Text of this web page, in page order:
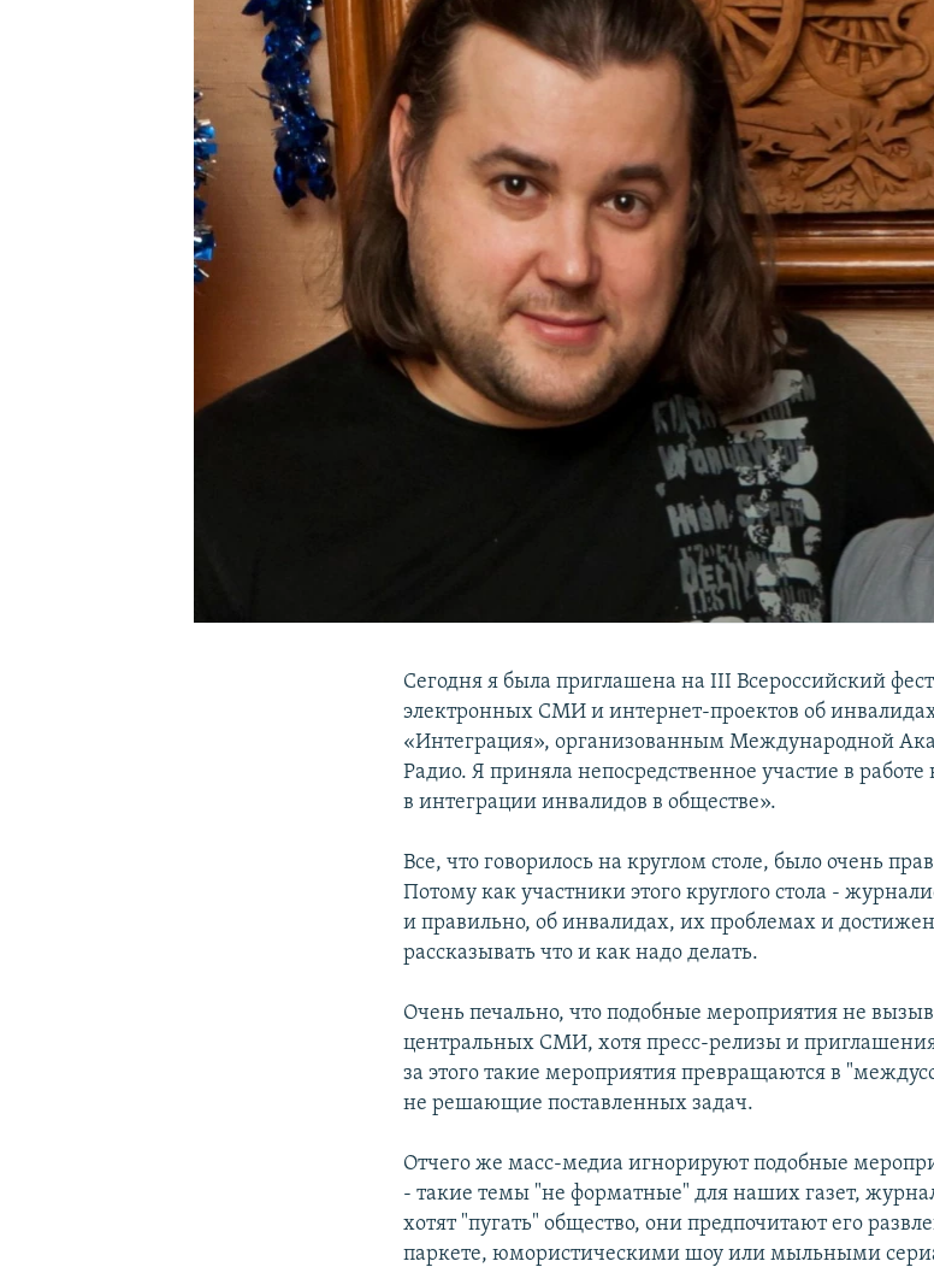
ПОДПИШИТЕСЬ НА РАССЫЛКУ
Сегодня я была приглашена на III Всероссийский
электронных СМИ и интернет-проектов об
«Интеграция», организованным Международной
Радио. Я приняла непосредственное участие в
в интеграции инвалидов в обществе».
Все, что говорилось на круглом столе, было очень
Потому как участники этого круглого стола -
и правильно, об инвалидах, их проблемах и
рассказывать что и как надо делать.
Очень печально, что подобные мероприятия не
центральных СМИ, хотя пресс-релизы и
за этого такие мероприятия превращаются в
не решающие поставленных задач.
Отчего же масс-медиа игнорируют подобные
- такие темы "не форматные" для наших газет,
хотят "пугать" общество, они предпочитают его
паркете, юмористическими шоу или мыльными